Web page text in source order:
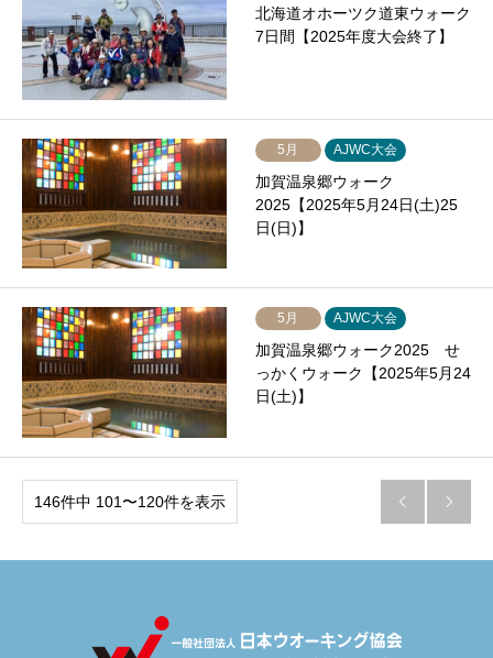
北海道オホーツク道東ウォーク
7日間【2025年度大会終了】
5月 AJWC大会
加賀温泉郷ウォーク
2025【2025年5月24日(土)25
日(日)】
5月 AJWC大会
加賀温泉郷ウォーク2025 せ
っかくウォーク【2025年5月24
日(土)】
146件中 101〜120件を表示  